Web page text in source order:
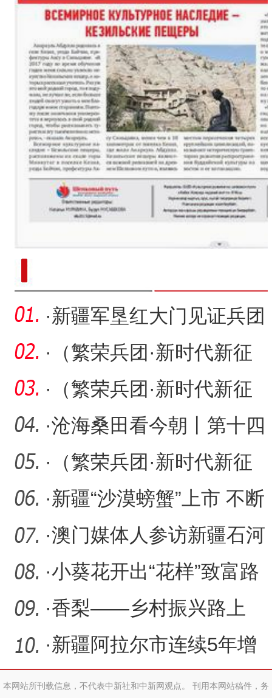
·新疆军垦红大门见证兵团
70年历史故事
·
（繁荣兵团·新时代新征
程）第四师可克达拉市：
把
·
（繁荣兵团·新时代新征
程）可克达拉市的道路命
名
·沧海桑田看今朝丨第十四
师昆玉市：沙漠里养出罗
非
·
（繁荣兵团·新时代新征
程）新疆昆玉：光伏治沙
筑
·新疆“沙漠螃蟹”上市 不断
拓展海鲜养殖模式
·澳门媒体人参访新疆石河
子市
·小葵花开出“花样”致富路
·香梨——乡村振兴路上
的“甜心果”
·新疆阿拉尔市连续5年增
殖放流300万尾叶尔羌高原
本网站所刊载信息，不代表中新社和中新网观点。 刊用本网站稿件，务